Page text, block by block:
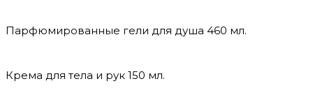
Парфюмированные гели для душа 460 мл.
Крема для тела и рук 150 мл.